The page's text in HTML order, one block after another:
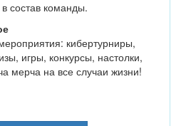
состав команды.
кибертурниры,
игры, конкурсы, настолки,
мерча на все случаи жизни!